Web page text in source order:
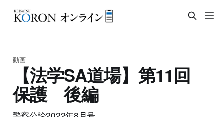
動画
【法学SA道場】第11回
保護 後編